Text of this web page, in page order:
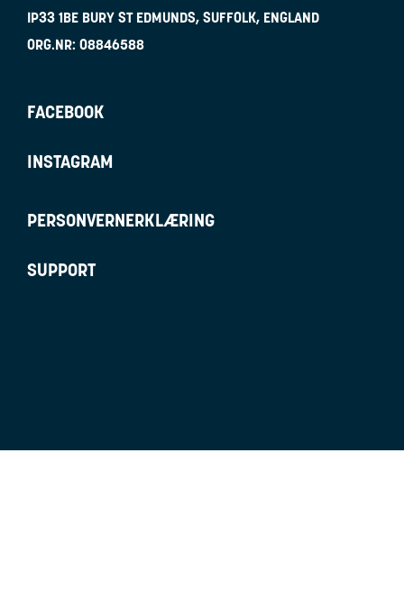
IP33 1BE BURY ST EDMUNDS, SUFFOLK, ENGLAND
ORG.NR: 08846588
FACEBOOK
INSTAGRAM
PERSONVERNERKLÆRING
SUPPORT